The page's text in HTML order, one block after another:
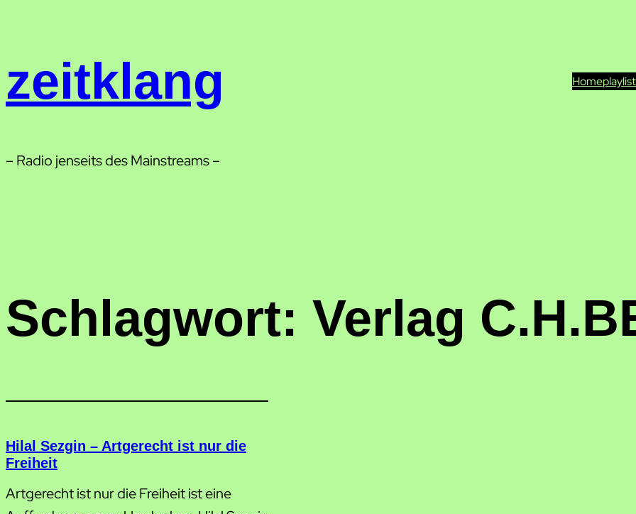
zeitklang Home
– Radio jenseits des Mainstreams –
Schlagwort: Verlag
Hilal Sezgin – Artgerecht ist nur die
Freiheit
Artgerecht ist nur die Freiheit ist eine